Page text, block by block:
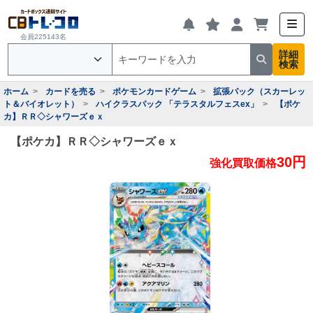
会員225143名
詳細
検索
ホーム カードを売る ポケモンカードゲーム
拡張パック（スカーレッ
ト＆バイオレット）
ハイクラスパック 「テラスタルフェスex」
【ポケ
カ】ＲＲ◇シャワーズｅｘ
【ポケカ】ＲＲ◇シャワーズｅｘ
強化買取価格30円